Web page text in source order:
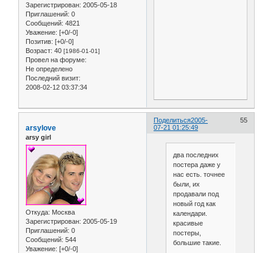
Зарегистрирован: 2005-05-18
Приглашений: 0
Сообщений: 4821
Уважение: [+0/-0]
Позитив: [+0/-0]
Возраст: 40 [1986-01-01]
Провел на форуме:
Не определено
Последний визит:
2008-02-12 03:37:34
Поделиться 55
2005-
07-21 01:25:49
arsylove
arsy girl
Откуда: Москва
Зарегистрирован: 2005-05-19
Приглашений: 0
Сообщений: 544
Уважение: [+0/-0]
два последних
постера даже у
нас есть. точнее
были, их
продавали под
новый год как
календари.
красивые
постеры,
большие такие.